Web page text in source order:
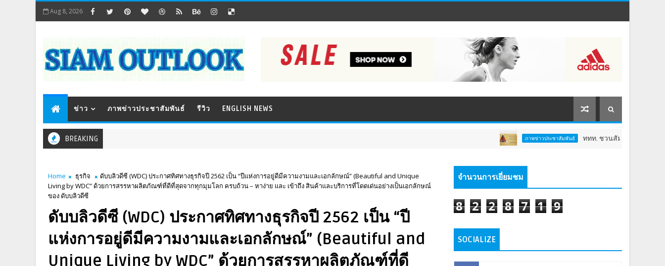
Aug 8, 2026
ข่าว ภาพข่าวประชาสัมพันธ์ รีวิว ENGLISH NEWS
BREAKING ภาพข่าวประชาสัมพันธ์ ททท. ชวนสัมผัสพลังแห่งศรัทธา ร่วมงาน "ห่
Home ธุรกิจ
ดับบลิวดีซี (WDC) ประกาศทิศทางธุรกิจปี 2562 เป็น “ปีแห่งการอยู่ดีมีความงามและเอกลักษณ์” (Beautiful and Unique
Living by WDC” ด้วยการสรรหาผลิตภัณฑ์ที่ดีที่สุดจากทุกมุมโลก ครบถ้วน – หาง่าย และ เข้าถึง สินค้าและบริการที่โดดเด่นอย่างเป็นเอกลักษณ์
ของ ดับบลิวดีซี
ดับบลิวดีซี (WDC) ประกาศทิศทางธุรกิจปี 2562 เป็น “ปี
แห่งการอยู่ดีมีความงามและเอกลักษณ์” (Beautiful and
Unique Living by WDC” ด้วยการสรรหาผลิตภัณฑ์ที่ดี
จำนวนการเยี่ยมชม
8 2 2 8 7 1 9
SOCIALIZE